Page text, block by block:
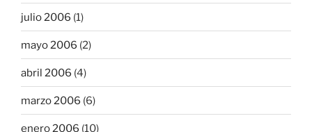
julio 2006 (1)
mayo 2006 (2)
abril 2006 (4)
marzo 2006 (6)
enero 2006 (10)